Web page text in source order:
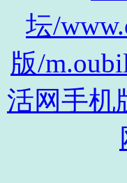
坛/
版/
活网手机